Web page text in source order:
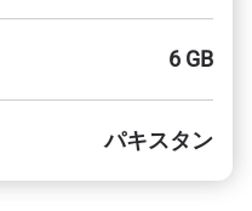
6 GB
パキスタン